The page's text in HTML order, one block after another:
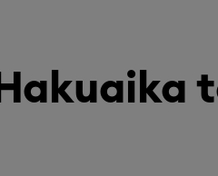
Hakuaika